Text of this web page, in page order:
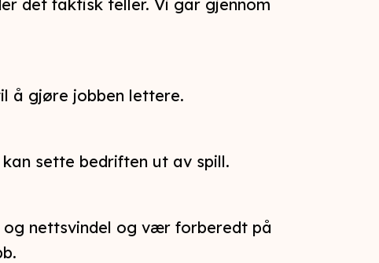
det faktisk teller. Vi går gjennom
å gjøre jobben lettere.
sette bedriften ut av spill.
nettsvindel og vær forberedt på